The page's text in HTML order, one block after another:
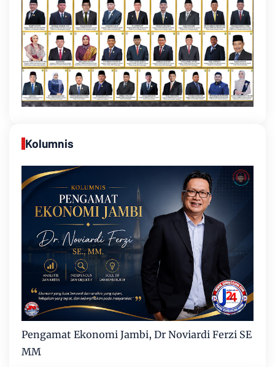
Kolumnis
Pengamat Ekonomi Jambi, Dr Noviardi Ferzi SE
MM